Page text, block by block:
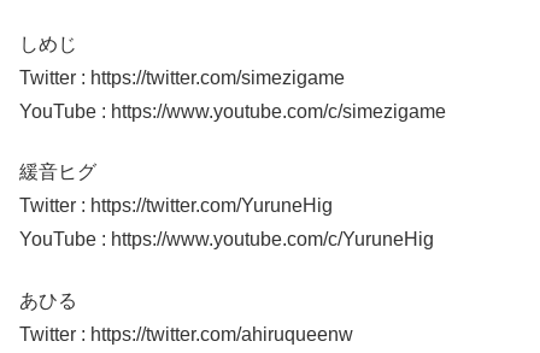
しめじ
Twitter : https://twitter.com/simezigame
YouTube : https://www.youtube.com/c/simezigame
緩音ヒグ
Twitter : https://twitter.com/YuruneHig
YouTube : https://www.youtube.com/c/YuruneHig
あひる
Twitter : https://twitter.com/ahiruqueenw